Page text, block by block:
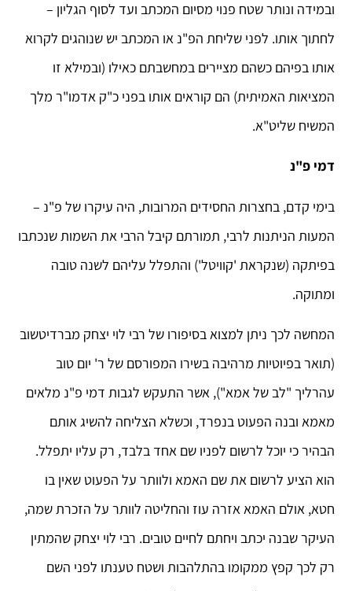
ובמידה ונותר שטח פנוי מסיום המכתב ועד לסוף הגליון –
לחתוך אותו. לפני שליחת הפ"נ או המכתב יש שנוהגים לקרוא
אותו בפיהם כשהם מציירים במחשבתם כאילו (ובמילא זו
המציאות האמיתית) הם קוראים אותו בפני כ"ק אדמו"ר מלך
המשיח שליט"א.
דמי פ"נ
בימי קדם, בחצרות החסידים המרובות, היה עיקרו של פ"נ –
המעות הניתנות לרבי, תמורתם קיבל הרבי את השמות שנכתבו
בפיתקה (שנקראת 'קוויטל') והתפלל עליהם לשנה טובה
ומתוקה.
המחשה לכך ניתן למצוא בסיפורו של רבי לוי יצחק מברדיטשוב
(תואר בפיוטיות מרהיבה בשירו המפורסם של ר' יום טוב
עהרליך "לב של אמא"), אשר התעקש לגבות דמי פ"נ מלאים
מאמא ובנה הפעוט בנפרד, וכשלא הצליחה להשיג אותם
הבהיר כי יוכל לרשום לפניו שם אחד בלבד, רק עליו יתפלל.
הוא הציע לרשום את שם האמא ולוותר על הפעוט שאין בו
חטא, אולם האמא אזרה עוז והחליטה לוותר על הזכרת שמה,
העיקר שבנה יכתב ויחתם לחיים טובים. רבי לוי יצחק שהמתין
רק לכך קפץ ממקומו בהתלהבות ושטח טענתו לפני השם